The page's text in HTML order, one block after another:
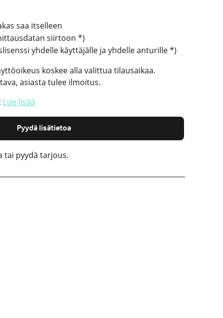
saa itselleen
siirtoon *)
yhdelle käyttäjälle ja yhdelle anturille *)
koskee alla valittua tilausaikaa.
asiasta tulee ilmoitus.
Lue lisää
Pyydä lisätietoa
tai pyydä tarjous.